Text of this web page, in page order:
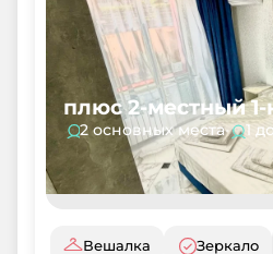
плюс 2-местный
2 основных места• 1
Вешалка Зеркало